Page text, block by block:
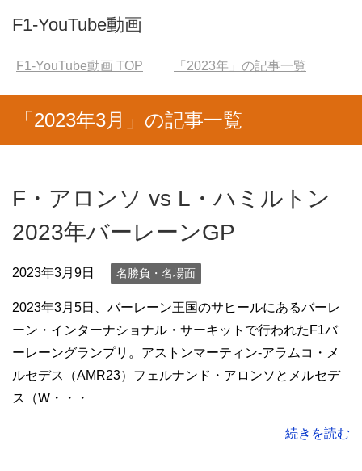
F1-YouTube動画
F1-YouTube動画 TOP 「2023年」の記事一覧
「2023年3月」の記事一覧
F・アロンソ vs L・ハミルトン
2023年バーレーンGP
2023年3月9日 名勝負・名場面
2023年3月5日、バーレーン王国のサヒールにあるバーレ
ーン・インターナショナル・サーキットで行われたF1バ
ーレーングランプリ。アストンマーティン-アラムコ・メ
ルセデス（AMR23）フェルナンド・アロンソとメルセデ
ス（W・・・
続きを読む